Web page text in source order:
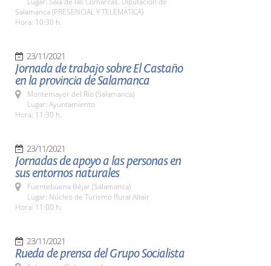
Salamanca (PRESENCIAL Y TELEMÁTICA)
Hora: 10:30 h.
23/11/2021
Jornada de trabajo sobre El Castaño
en la provincia de Salamanca
Montemayor del Río (Salamanca)
Lugar: Ayuntamiento
Hora: 11:30 h.
23/11/2021
Jornadas de apoyo a las personas en
sus entornos naturales
Fuentebuena Béjar (Salamanca)
Lugar: Núcleo de Turismo Rural Altair
Hora: 11:00 h.
23/11/2021
Rueda de prensa del Grupo Socialista